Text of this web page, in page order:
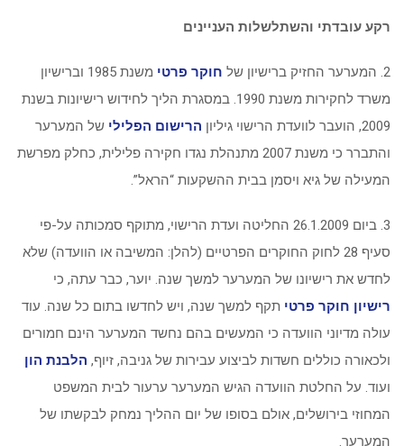
רקע עובדתי והשתלשלות העניינים
2. המערער החזיק ברישיון של חוקר פרטי
משנת 1985 וברישיון
משרד לחקירות משנת 1990. במסגרת הליך לחידוש רישיונות בשנת
2009, הועבר לוועדת הרישוי גיליון
הרישום הפלילי של המערער
והתברר כי משנת 2007 מתנהלת נגדו חקירה פלילית, כחלק מפרשת
המעילה של גיא ויסמן בבית ההשקעות “הראל”.
3. ביום 26.1.2009 החליטה ועדת הרישוי, מתוקף סמכותה על-פי
סעיף 28 לחוק החוקרים הפרטיים (להלן: המשיבה או הוועדה) שלא
לחדש את רישיונו של המערער למשך שנה. יוער, כבר עתה, כי
רישיון חוקר פרטי תקף למשך שנה, ויש לחדשו בתום כל שנה. עוד
עולה מדיוני הוועדה כי המעשים בהם נחשד המערער הינם חמורים
ולכאורה כוללים חשדות לביצוע עבירות של גניבה, זיוף, הלבנת הון
ועוד. על החלטת הוועדה הגיש המערער ערעור לבית המשפט
המחוזי בירושלים, אולם בסופו של יום ההליך נמחק לבקשתו של
המערער.